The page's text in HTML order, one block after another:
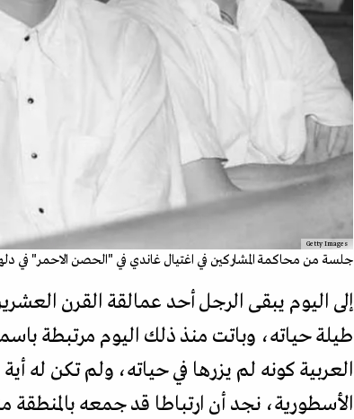
Getty Images
جلسة من محاكمة المشاركين في اغتيال غاندي في "الحصن الاحمر" في دلهي في 27
إلى اليوم يبقى الرجل أحد عمالقة القرن
طيلة حياته، وباتت منذ ذلك اليوم مرتبطة
العربية كونه لم يزرها في حياته، ولم تكن له
الأسطورية، نجد أن ارتباطا قد جمعه بالمنطقة